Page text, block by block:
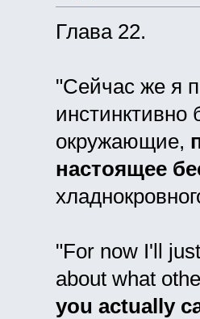
Глава 22.
"Сейчас же я
инстинктивно
окружающие,
настоящее
"For now I'll
about what
you actually